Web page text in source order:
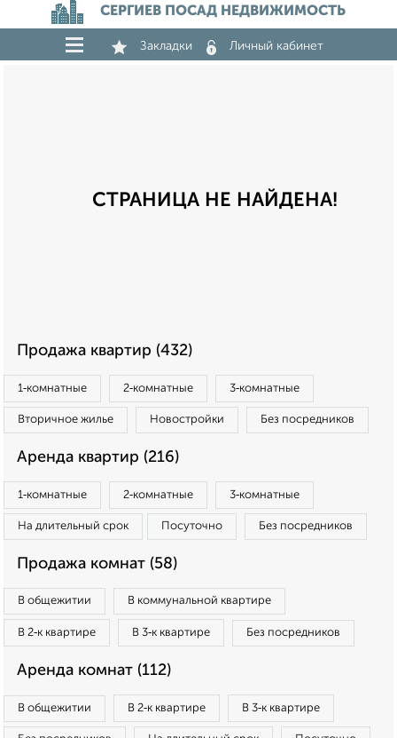
СЕРГИЕВ ПОСАД НЕДВИЖИМОСТЬ
Закладки Личный кабинет
СТРАНИЦА НЕ НАЙДЕНА!
Продажа квартир (432)
1‑комнатные 2‑комнатные 3‑комнатные
Вторичное жилье Новостройки Без посредников
Аренда квартир (216)
1‑комнатные 2‑комнатные 3‑комнатные
На длительный срок Посуточно Без посредников
Продажа комнат (58)
В общежитии В коммунальной квартире
В 2‑к квартире В 3‑к квартире Без посредников
Аренда комнат (112)
В общежитии В 2‑к квартире В 3‑к квартире